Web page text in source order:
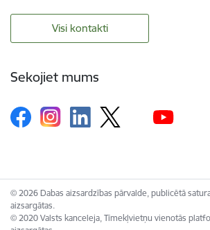
Visi kontakti
Sekojiet mums
© 2026 Dabas aizsardzības pārvalde, publicētā
aizsargātas.
© 2020 Valsts kanceleja, Tīmekļvietņu vienotās